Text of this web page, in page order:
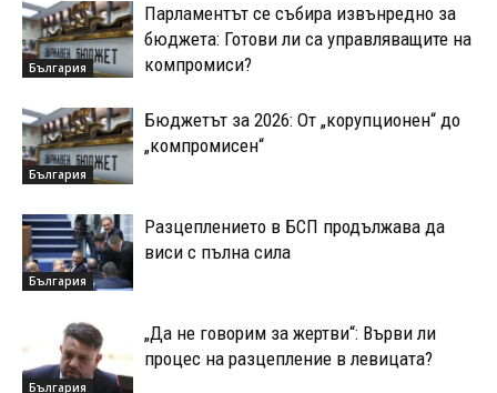
България
Парламентът се събира извънредно за
бюджета: Готови ли са управляващите на
компромиси?
България
Бюджетът за 2026: От „корупционен“ до
„компромисен“
България
Разцеплението в БСП продължава да
виси с пълна сила
България
„Да не говорим за жертви“: Върви ли
процес на разцепление в левицата?